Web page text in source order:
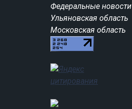
Федеральные новости
Ульяновская область
Московская область